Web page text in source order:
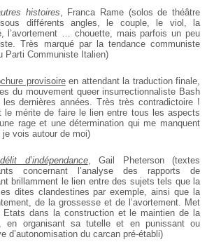
histoires , Franca Rame (solos de théâtre
différents angles, le couple, le viol,
la
l’avortement … chouette, mais parfois un peu
Très marqué par la tendance communiste
Parti Communiste Italien)
provisoireen attendant la traductionfinale,
du mouvement queer insurrectionnaliste Bash
dernières années. Très très contradictoire !
le mérite de faire le lien entre tous les aspects
rage et une détermination qui me manquent
vois autour de moi)
d’indépendance, Gail Pheterson (textes
concernant l’analyse des rapports de
brillamment le lien entre des sujets tels que la
dites clandestines par exemple, ainsi que la
de la grossesse et de l’avortement. Met
dans la construction et le maintien de la
en organisant sa tutelle et en punissant ou
d’autonomisation du carcan pré-établi)